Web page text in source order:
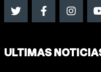
ULTIMAS